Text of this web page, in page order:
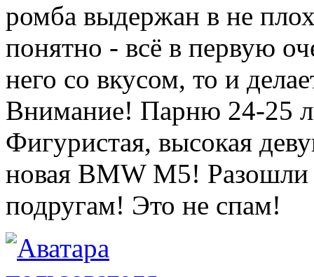
ромба выдержан в не
понятно - всё в первую
него со вкусом, то и
Внимание! Парню 24-25
Фигуристая, высокая
новая BMW M5! Разошли
подругам! Это не спам!